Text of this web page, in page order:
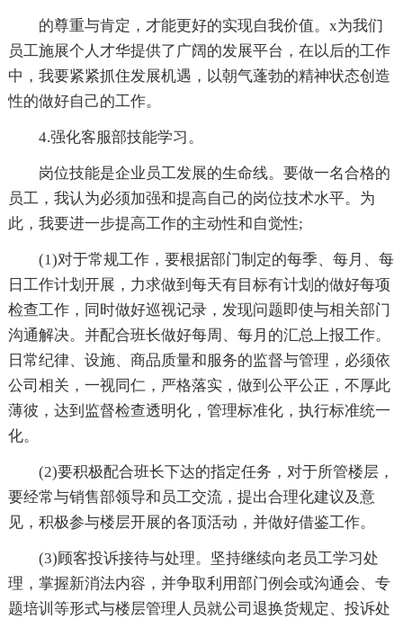
的尊重与肯定，才能更好的实现自我价值。x为我们
员工施展个人才华提供了广阔的发展平台，在以后的工作
中，我要紧紧抓住发展机遇，以朝气蓬勃的精神状态创造
性的做好自己的工作。
4.强化客服部技能学习。
岗位技能是企业员工发展的生命线。要做一名合格的
员工，我认为必须加强和提高自己的岗位技术水平。为
此，我要进一步提高工作的主动性和自觉性;
(1)对于常规工作，要根据部门制定的每季、每月、每
日工作计划开展，力求做到每天有目标有计划的做好每项
检查工作，同时做好巡视记录，发现问题即使与相关部门
沟通解决。并配合班长做好每周、每月的汇总上报工作。
日常纪律、设施、商品质量和服务的监督与管理，必须依
公司相关，一视同仁，严格落实，做到公平公正，不厚此
薄彼，达到监督检查透明化，管理标准化，执行标准统一
化。
(2)要积极配合班长下达的指定任务，对于所管楼层，
要经常与销售部领导和员工交流，提出合理化建议及意
见，积极参与楼层开展的各顶活动，并做好借鉴工作。
(3)顾客投诉接待与处理。坚持继续向老员工学习处
理，掌握新消法内容，并争取利用部门例会或沟通会、专
题培训等形式与楼层管理人员就公司退换货规定、投诉处